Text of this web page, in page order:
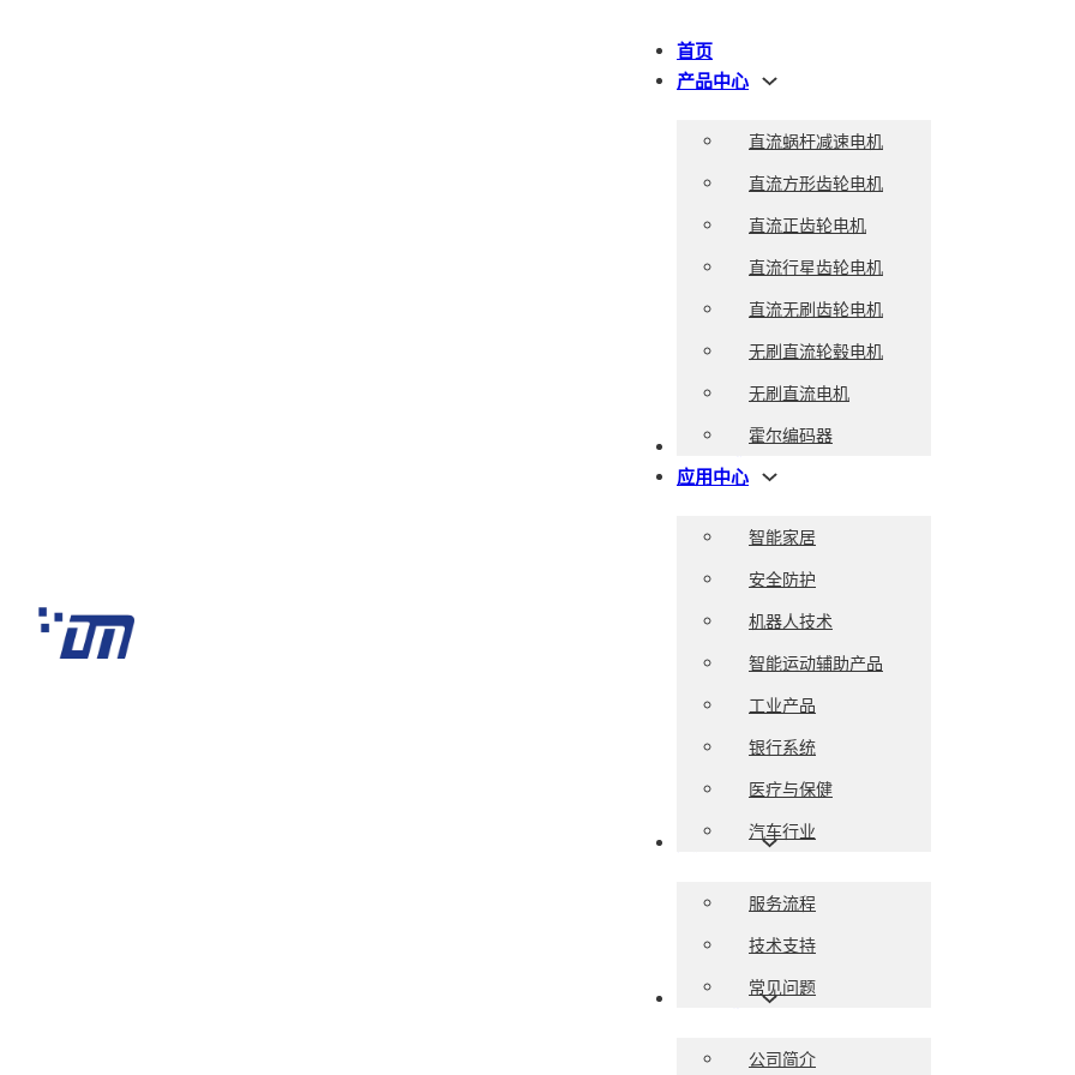
首页
产品中心
直流蜗杆减速电机
直流方形齿轮电机
直流正齿轮电机
直流行星齿轮电机
直流无刷齿轮电机
无刷直流轮毂电机
无刷直流电机
霍尔编码器
目录下载
应用中心
智能家居
安全防护
机器人技术
智能运动辅助产品
工业产品
银行系统
医疗与保健
汽车行业
服务支持
服务流程
技术支持
常见问题
关于我们
公司简介